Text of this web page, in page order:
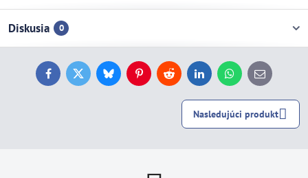
Diskusia 0
FacebookTwitterBlueskyPinterestReddit LinkedInWhatsApp
E-
mail
Nasledujúci produkt